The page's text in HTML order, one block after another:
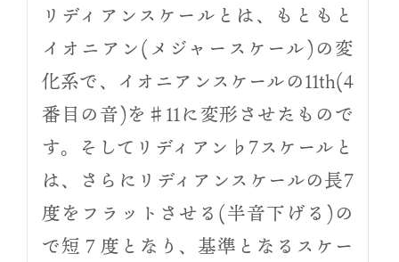
リディアンスケールとは、もともと
イオニアン(メジャースケール)の変
化系で、イオニアンスケールの11th(4
番目の音)を♯11に変形させたもので
す。そしてリディアン♭7スケールと
は、さらにリディアンスケールの長7
度をフラットさせる(半音下げる)の
で短７度となり、基準となるスケー